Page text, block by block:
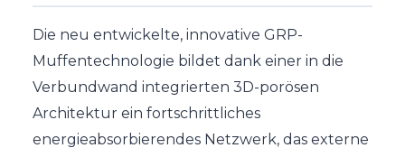
Die neu entwickelte, innovative GRP-
Muffentechnologie bildet dank einer in die
Verbundwand integrierten 3D-porösen
Architektur ein fortschrittliches
energieabsorbierendes Netzwerk, das externe